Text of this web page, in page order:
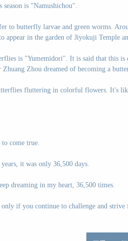
season is "Namushichou".
to butterfly larvae and green worms.
appear in the garden of Jiyokuji Temple
is "Yumemidori". It is said that this
Zhuang Zhou dreamed of becoming a
fluttering in colorful flowers. It's
to come true.
it was only 36,500 days.
dreaming in my heart, 36,500 times.
if you continue to challenge and strive